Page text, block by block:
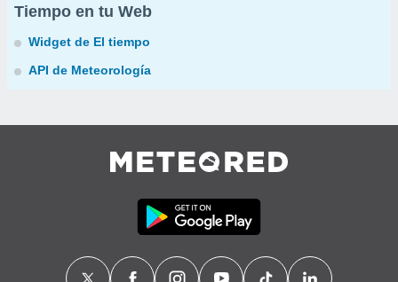
Tiempo en tu Web
Widget de El tiempo
API de Meteorología